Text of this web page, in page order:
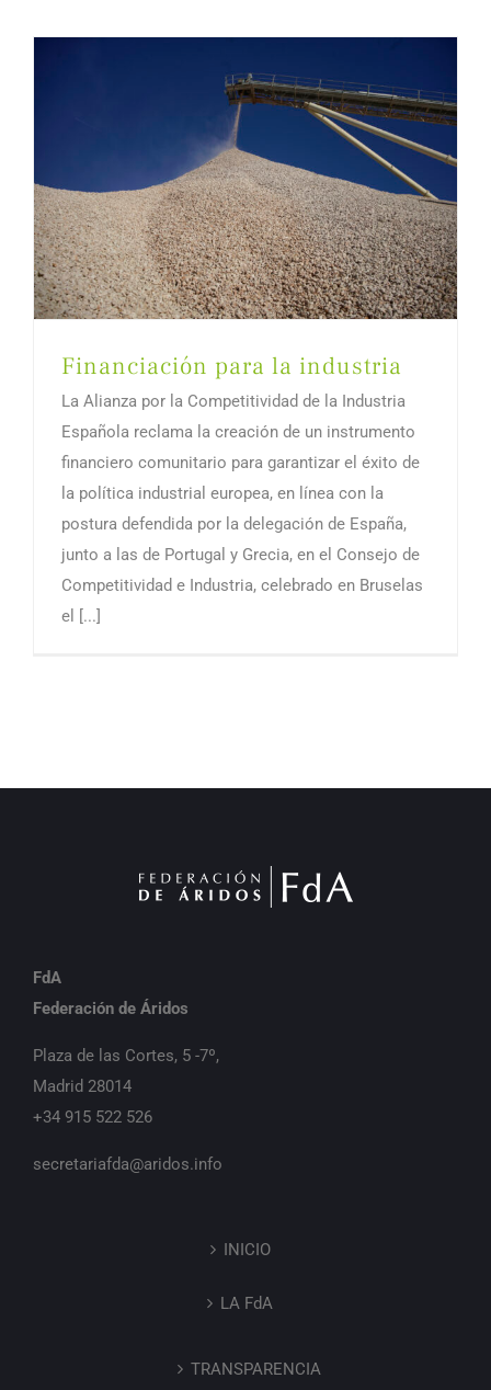
Financiación para la industria
La Alianza por la Competitividad de la Industria
Española reclama la creación de un instrumento
financiero comunitario para garantizar el éxito de
la política industrial europea, en línea con la
postura defendida por la delegación de España,
junto a las de Portugal y Grecia, en el Consejo de
Competitividad e Industria, celebrado en Bruselas
el [...]
FdA
Federación de Áridos
Plaza de las Cortes, 5 -7º,
Madrid 28014
+34 915 522 526
secretariafda@aridos.info
INICIO
LA FdA
TRANSPARENCIA